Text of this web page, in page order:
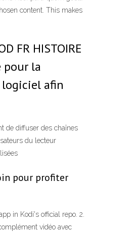
content. This makes
FR HISTOIRE
pour la
logiciel afin
de diffuser des chaînes
du lecteur
pour profiter
in Kodi's official repo. 2.
vidéo avec